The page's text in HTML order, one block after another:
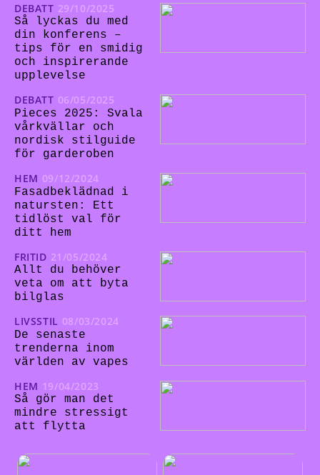
DEBATT 29/10/2025
Så lyckas du med
din konferens –
tips för en smidig
och inspirerande
upplevelse
DEBATT 06/05/2025
Pieces 2025: Svala
vårkvällar och
nordisk stilguide
för garderoben
HEM 09/12/2024
Fasadbeklädnad i
natursten: Ett
tidlöst val för
ditt hem
FRITID 21/05/2024
Allt du behöver
veta om att byta
bilglas
LIVSSTIL 08/03/2024
De senaste
trenderna inom
världen av vapes
HEM 19/04/2023
Så gör man det
mindre stressigt
att flytta